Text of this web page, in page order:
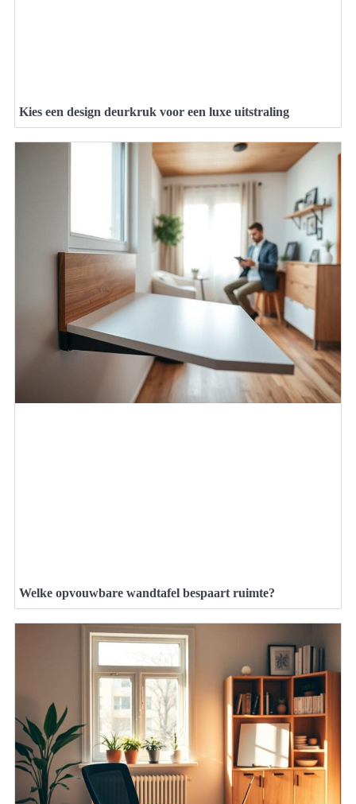
Kies een design deurkruk voor een luxe uitstraling
Welke opvouwbare wandtafel bespaart ruimte?